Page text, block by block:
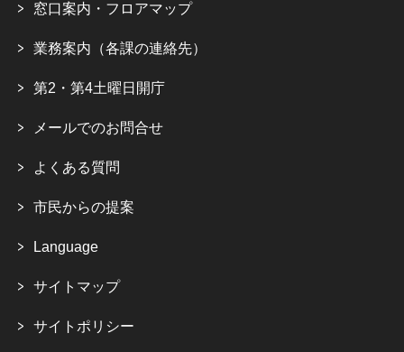
窓口案内・フロアマップ
業務案内（各課の連絡先）
第2・第4土曜日開庁
メールでのお問合せ
よくある質問
市民からの提案
Language
サイトマップ
サイトポリシー